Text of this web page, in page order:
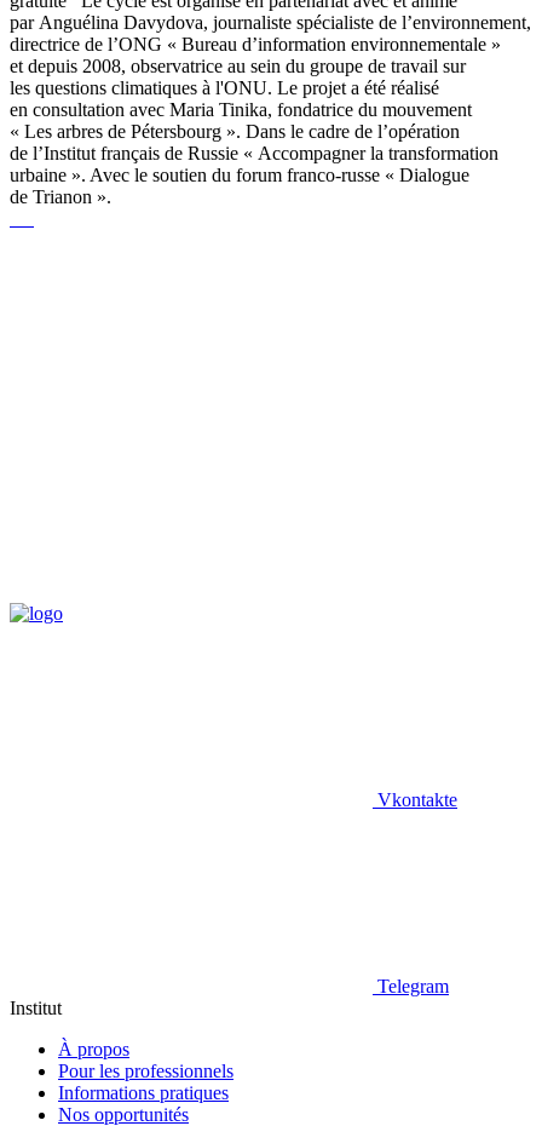
par Anguélina Davydova, journaliste spécialiste de l’environnement,
directrice de l’ONG « Bureau d’information environnementale »
et depuis 2008, observatrice au sein du groupe de travail sur
les questions climatiques à l'ONU. Le projet a été réalisé
en consultation avec Maria Tinika, fondatrice du mouvement
« Les arbres de Pétersbourg ». Dans le cadre de l’opération
de l’Institut français de Russie « Accompagner la transformation
urbaine ». Avec le soutien du forum franco-russe « Dialogue
de Trianon ».
Vkontakte
Telegram
Institut
À propos
Pour les professionnels
Informations pratiques
Nos opportunités